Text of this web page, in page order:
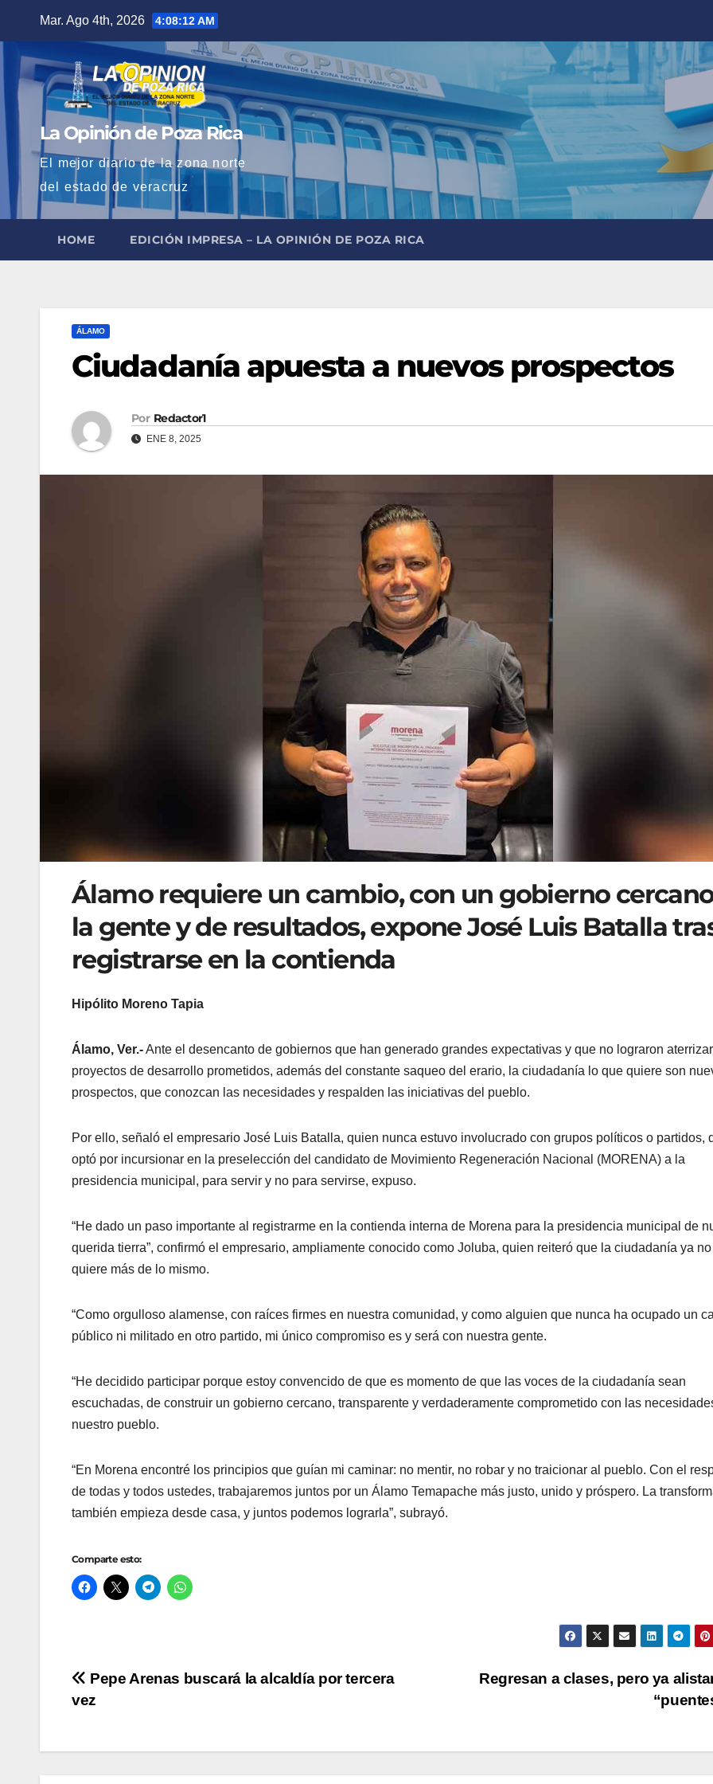
contenido
Mar. Ago 4th, 2026 4:08:13 AM
La Opinión de Poza Rica
El mejor diario de la zona norte
del estado de veracruz
HOME EDICIÓN IMPRESA – LA OPINIÓN DE POZA RICA
ÁLAMO
Ciudadanía apuesta a nuevos prospectos
Por Redactor1
ENE 8, 2025
Álamo requiere un cambio, con un gobierno
la gente y de resultados, expone José Luis Batalla
registrarse en la contienda
Hipólito Moreno Tapia
Álamo, Ver.-Ante el desencanto de gobiernos que han generado grandes expectativas y que no lograron aterrizar
proyectos de desarrollo prometidos, además del constante saqueo del erario, la ciudadanía lo que quiere son
prospectos, que conozcan las necesidades y respalden las iniciativas del pueblo.
Por ello, señaló el empresario José Luis Batalla, quien nunca estuvo involucrado con grupos políticos o partidos,
optó por incursionar en la preselección del candidato de Movimiento Regeneración Nacional (MORENA) a la
presidencia municipal, para servir y no para servirse, expuso.
“He dado un paso importante al registrarme en la contienda interna de Morena para la presidencia municipal de
querida tierra”, confirmó el empresario, ampliamente conocido como Joluba, quien reiteró que la ciudadanía ya no
quiere más de lo mismo.
“Como orgulloso alamense, con raíces firmes en nuestra comunidad, y como alguien que nunca ha ocupado un
público ni militado en otro partido, mi único compromiso es y será con nuestra gente.
“He decidido participar porque estoy convencido de que es momento de que las voces de la ciudadanía sean
escuchadas, de construir un gobierno cercano, transparente y verdaderamente comprometido con las
nuestro pueblo.
“En Morena encontré los principios que guían mi caminar: no mentir, no robar y no traicionar al pueblo. Con el
de todas y todos ustedes, trabajaremos juntos por un Álamo Temapache más justo, unido y próspero. La
también empieza desde casa, y juntos podemos lograrla”, subrayó.
Comparte esto:
Navegación
entradas
Regresan a clases, pero ya
Pepe Arenas buscará la alcaldía por tercera
vez